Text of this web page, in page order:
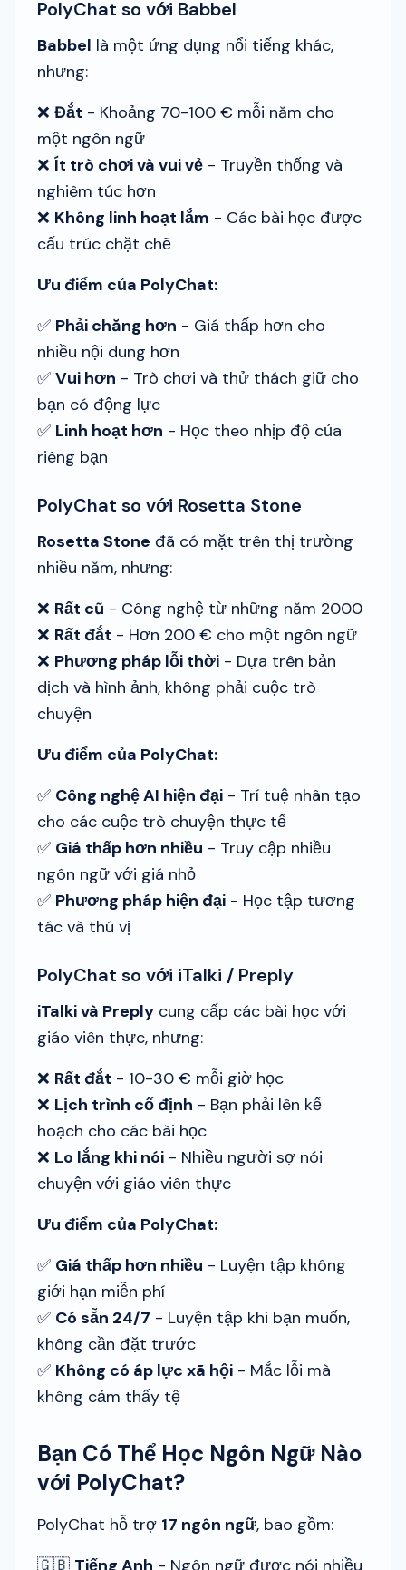
PolyChat so với Babbel
Babbel là một ứng dụng nổi tiếng khác,
nhưng:
❌ Đắt - Khoảng 70-100 € mỗi năm cho
một ngôn ngữ
❌ Ít trò chơi và vui vẻ - Truyền thống và
nghiêm túc hơn
❌ Không linh hoạt lắm - Các bài học được
cấu trúc chặt chẽ
Ưu điểm của PolyChat:
✅ Phải chăng hơn - Giá thấp hơn cho
nhiều nội dung hơn
✅ Vui hơn - Trò chơi và thử thách giữ cho
bạn có động lực
✅ Linh hoạt hơn - Học theo nhịp độ của
riêng bạn
PolyChat so với Rosetta Stone
Rosetta Stone đã có mặt trên thị trường
nhiều năm, nhưng:
❌ Rất cũ - Công nghệ từ những năm 2000
❌ Rất đắt - Hơn 200 € cho một ngôn ngữ
❌ Phương pháp lỗi thời - Dựa trên bản
dịch và hình ảnh, không phải cuộc trò
chuyện
Ưu điểm của PolyChat:
✅ Công nghệ AI hiện đại - Trí tuệ nhân tạo
cho các cuộc trò chuyện thực tế
✅ Giá thấp hơn nhiều - Truy cập nhiều
ngôn ngữ với giá nhỏ
✅ Phương pháp hiện đại - Học tập tương
tác và thú vị
PolyChat so với iTalki / Preply
iTalki và Preply cung cấp các bài học với
giáo viên thực, nhưng:
❌ Rất đắt - 10-30 € mỗi giờ học
❌ Lịch trình cố định - Bạn phải lên kế
hoạch cho các bài học
❌ Lo lắng khi nói - Nhiều người sợ nói
chuyện với giáo viên thực
Ưu điểm của PolyChat:
✅ Giá thấp hơn nhiều - Luyện tập không
giới hạn miễn phí
✅ Có sẵn 24/7 - Luyện tập khi bạn muốn,
không cần đặt trước
✅ Không có áp lực xã hội - Mắc lỗi mà
không cảm thấy tệ
Bạn Có Thể Học Ngôn Ngữ Nào
với PolyChat?
PolyChat hỗ trợ 17 ngôn ngữ, bao gồm:
🇬🇧 Tiếng Anh - Ngôn ngữ được nói nhiều